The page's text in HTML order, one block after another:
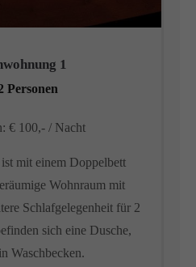
1
Personen
€ 100,- / Nacht
mit einem Doppelbett
Wohnraum mit
Schlafgelegenheit für 2
sich eine Dusche,
Waschbecken.